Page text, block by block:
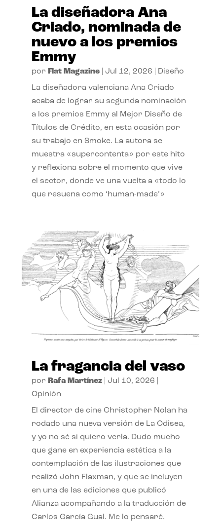
La diseñadora Ana
Criado, nominada de
nuevo a los premios
Emmy
por Flat Magazine| Jul 12, 2026 Diseño
La diseñadora valenciana Ana Criado
acaba de lograr su segunda nominación
a los premios Emmy al Mejor Diseño de
Títulos de Crédito, en esta ocasión por
su trabajo en Smoke. La autora se
muestra «supercontenta» por este hito
y reflexiona sobre el momento que vive
el sector, donde ve una vuelta a «todo lo
que resuena como ‘human-made’»
La fragancia del vaso
por Rafa Martínez| Jul 10, 2026
Opinión
El director de cine Christopher Nolan ha
rodado una nueva versión de La Odisea,
y yo no sé si quiero verla. Dudo mucho
que gane en experiencia estética a la
contemplación de las ilustraciones que
realizó John Flaxman, y que se incluyen
en una de las ediciones que publicó
Alianza acompañando a la traducción de
Carlos García Gual. Me lo pensaré.